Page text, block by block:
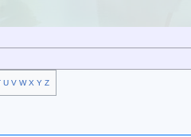
U V W X Y Z